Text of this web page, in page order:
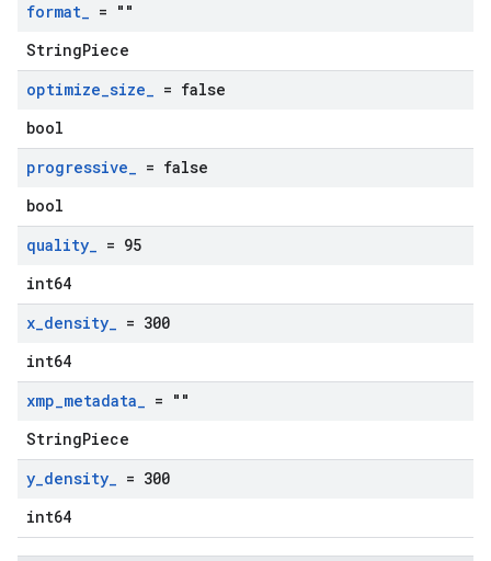
format_ = ""
StringPiece
optimize_size_ = false
bool
progressive_ = false
bool
quality_ = 95
int64
x_density_ = 300
int64
xmp_metadata_ = ""
StringPiece
y_density_ = 300
int64